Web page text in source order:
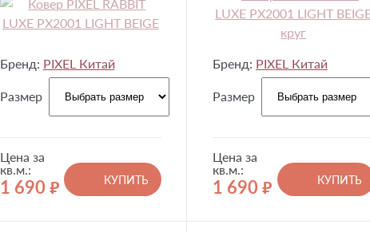
Бренд: PIXEL Китай
Размер
Цена за
кв.м.:
1 690 руб.
КУПИТЬ
Бренд: PIXEL Китай
Размер
Цена за
кв.м.:
1 690 руб.
КУПИТЬ